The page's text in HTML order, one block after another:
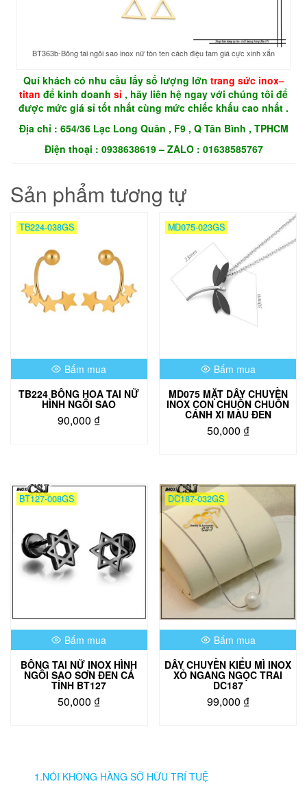
BT363b-Bông tai ngôi sao inox nữ tòn ten cách điệu tam giá cực xinh xắn
Quí khách có nhu cầu lấy số lượng lớn trang sức inox–
titan để kinh doanh sỉ , hãy liên hệ ngay với chúng tôi để
được mức giá sỉ tốt nhất cùng mức chiếc khấu cao nhất .
Địa chỉ : 654/36 Lạc Long Quân , F9 , Q Tân Bình , TPHCM
Điện thoại : 0938638619 – ZALO : 01638585767
Sản phẩm tương tự
TB224-038GS
Bấm mua
TB224 BÔNG HOA TAI NỮ
HÌNH NGÔI SAO
90,000 ₫
MD075-023GS
Bấm mua
MD075 MẶT DÂY CHUYỀN
INOX CON CHUỒN CHUỒN
CÁNH XI MÀU ĐEN
50,000 ₫
BT127-008GS
Bấm mua
BÔNG TAI NỮ INOX HÌNH
NGÔI SAO SƠN ĐEN CÁ
TÍNH BT127
50,000 ₫
DC187-032GS
Bấm mua
DÂY CHUYỀN KIỂU MÌ INOX
XỎ NGANG NGỌC TRAI
DC187
99,000 ₫
1.NÓI KHÔNG HÀNG SỠ HỮU TRÍ TUỆ